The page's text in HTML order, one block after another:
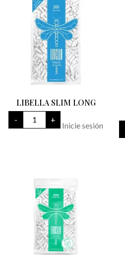
LIBELLA SLIM LONG
-
LIBELLA
SLIM
LONG
+
Inicie sesión